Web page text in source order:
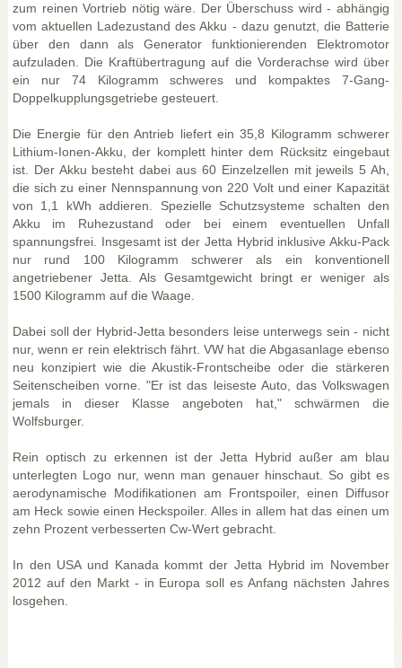
zum reinen Vortrieb nötig wäre. Der Überschuss wird - abhängig
vom aktuellen Ladezustand des Akku - dazu genutzt, die Batterie
über den dann als Generator funktionierenden Elektromotor
aufzuladen. Die Kraftübertragung auf die Vorderachse wird über
ein nur 74 Kilogramm schweres und kompaktes 7-Gang-
Doppelkupplungsgetriebe gesteuert.
Die Energie für den Antrieb liefert ein 35,8 Kilogramm schwerer
Lithium-Ionen-Akku, der komplett hinter dem Rücksitz eingebaut
ist. Der Akku besteht dabei aus 60 Einzelzellen mit jeweils 5 Ah,
die sich zu einer Nennspannung von 220 Volt und einer Kapazität
von 1,1 kWh addieren. Spezielle Schutzsysteme schalten den
Akku im Ruhezustand oder bei einem eventuellen Unfall
spannungsfrei. Insgesamt ist der Jetta Hybrid inklusive Akku-Pack
nur rund 100 Kilogramm schwerer als ein konventionell
angetriebener Jetta. Als Gesamtgewicht bringt er weniger als
1500 Kilogramm auf die Waage.
Dabei soll der Hybrid-Jetta besonders leise unterwegs sein - nicht
nur, wenn er rein elektrisch fährt. VW hat die Abgasanlage ebenso
neu konzipiert wie die Akustik-Frontscheibe oder die stärkeren
Seitenscheiben vorne. "Er ist das leiseste Auto, das Volkswagen
jemals in dieser Klasse angeboten hat," schwärmen die
Wolfsburger.
Rein optisch zu erkennen ist der Jetta Hybrid außer am blau
unterlegten Logo nur, wenn man genauer hinschaut. So gibt es
aerodynamische Modifikationen am Frontspoiler, einen Diffusor
am Heck sowie einen Heckspoiler. Alles in allem hat das einen um
zehn Prozent verbesserten Cw-Wert gebracht.
In den USA und Kanada kommt der Jetta Hybrid im November
2012 auf den Markt - in Europa soll es Anfang nächsten Jahres
losgehen.